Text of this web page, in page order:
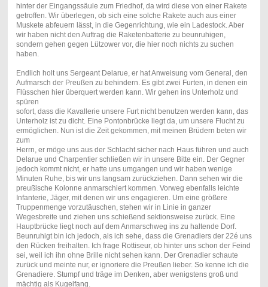
hinter der Eingangssäule zum Friedhof, da wird diese von einer Rakete
getroffen. Wir überlegen, ob sich eine solche Rakete auch aus einer
Muskete abfeuern lässt, in die Gegenrichtung, wie ein Ladestock. Aber
wir haben nicht den Auftrag die Raketenbatterie zu beunruhigen,
sondern gehen gegen Lützower vor, die hier noch nichts zu suchen
haben.
Endlich holt uns Sergeant Delarue, er hat Anweisung vom General, den
Aufmarsch der Preußen zu behindern. Es gibt zwei Furten, in denen ein
Flüsschen hier überquert werden kann. Wir gehen ins Unterholz und
spüren
sofort, dass die Kavallerie unsere Furt nicht benutzen werden kann, das
Unterholz ist zu dicht. Eine Pontonbrücke liegt da, um unsere Flucht zu
ermöglichen. Nun ist die Zeit gekommen, mit meinen Brüdern beten wir
zum
Herrn, er möge uns aus der Schlacht sicher nach Haus führen und auch
Delarue und Charpentier schließen wir in unsere Bitte ein. Der Gegner
jedoch kommt nicht, er hatte uns umgangen und wir haben wenige
Minuten Ruhe, bis wir uns langsam zurückziehen. Dann sehen wir die
preußische Kolonne anmarschiert kommen. Vorweg ebenfalls leichte
Infanterie, Jäger, mit denen wir uns engagieren. Um eine größere
Truppenmenge vorzutäuschen, stehen wir in Linie in ganzer
Wegesbreite und ziehen uns schießend sektionsweise zurück. Eine
Hauptbrücke liegt noch auf dem Anmarschweg ins zu haltende Dorf.
Beunruhigt bin ich jedoch, als ich sehe, dass die Grenadiers der 22é uns
den Rücken freihalten. Ich frage Rottiseur, ob hinter uns schon der Feind
sei, weil ich ihn ohne Brille nicht sehen kann. Der Grenadier schaute
zurück und meinte nur, er ignoriere die Preußen lieber. So kenne ich die
Grenadiere. Stumpf und träge im Denken, aber wenigstens groß und
mächtig als Kugelfang.